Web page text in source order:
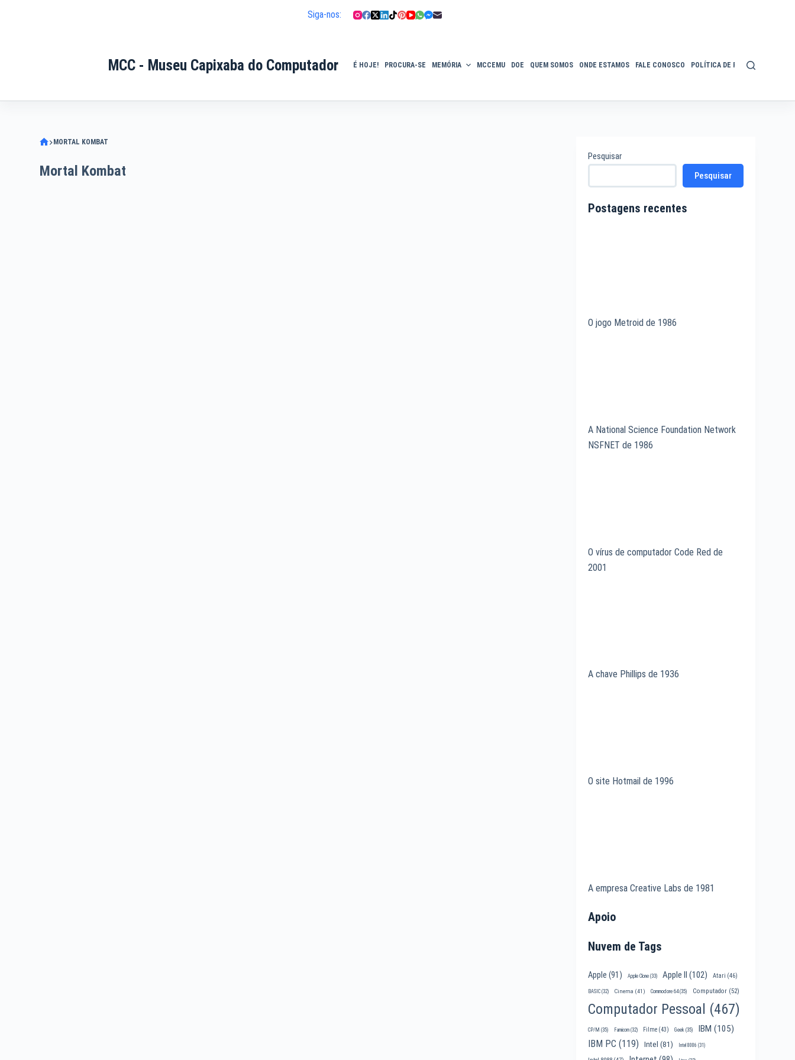
Siga-nos:
MCC - Museu Capixaba do Computador É HOJE! PROCURA-SE MEMÓRIA MCCEMU DOE QUEM SOMOS ONDE ESTAMOS FALE CONOSCO POLÍTICA DE PRIVACIDADE
MORTAL KOMBAT
Mortal Kombat
Pesquisar
Pesquisar
Postagens recentes
O jogo Metroid de 1986
A National Science Foundation Network
NSFNET de 1986
O vírus de computador Code Red de
2001
A chave Phillips de 1936
O site Hotmail de 1996
A empresa Creative Labs de 1981
Apoio
Nuvem de Tags
Apple (91) Apple Clone (33) Apple II (102) Atari (46)
BASIC (32) Cinema (41) Commodore 64(35) Computador (52)
Computador Pessoal (467)
CP/M (35) Famicom (32) Filme (43) Geek (35) IBM (105)
IBM PC (119) Intel (81) Intel 8086 (31)